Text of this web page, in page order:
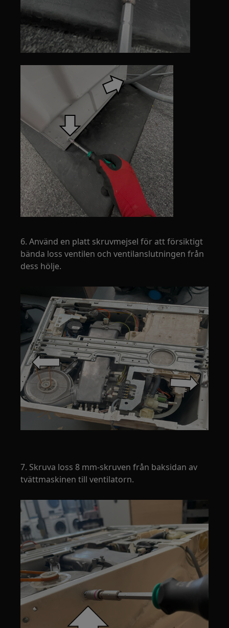
6. Använd en platt skruvmejsel för att försiktigt
bända loss ventilen och ventilanslutningen från
dess hölje.
7. Skruva loss 8 mm-skruven från baksidan av
tvättmaskinen till ventilatorn.